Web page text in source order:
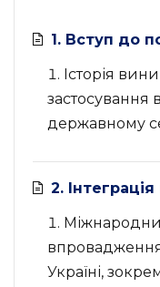
1. Вступ до
Історія
застосування
державному
2.
Україні,